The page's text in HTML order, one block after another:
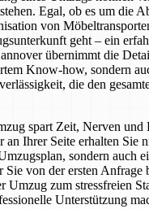
Egal, ob es um die
von
geht – ein
übernimmt die
Know-how, sondern
die den
spart Zeit, Nerven und
an Ihrer Seite erhalten Sie
sondern auch
Sie von der ersten Anfrage
Umzug zum stressfreien
Unterstützung